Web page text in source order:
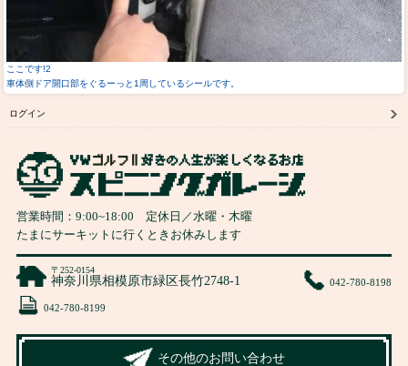
ここです!2
車体側ドア開口部をぐるーっと1周しているシールです。
ログイン
営業時間： 9:00~18:00 定休日／水曜・木曜
たまにサーキットに行くときお休みします
〒252-0154
神奈川県相模原市緑区長竹2748-1 042-780-8198
042-780-8199
その他のお問い合わせ